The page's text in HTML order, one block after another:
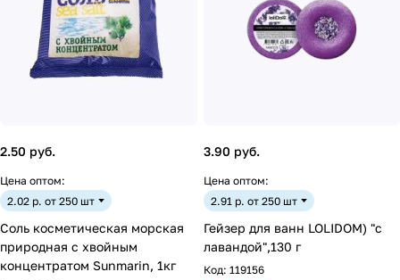
2.50 руб.
Цена оптом:
2.02 р. от 250 шт
Соль косметическая морская
природная с хвойным
концентратом Sunmarin, 1кг
3.90 руб.
Цена оптом:
2.91 р. от 250 шт
Гейзер для ванн LOLIDOM) "с
лавандой",130 г
Код: 119156